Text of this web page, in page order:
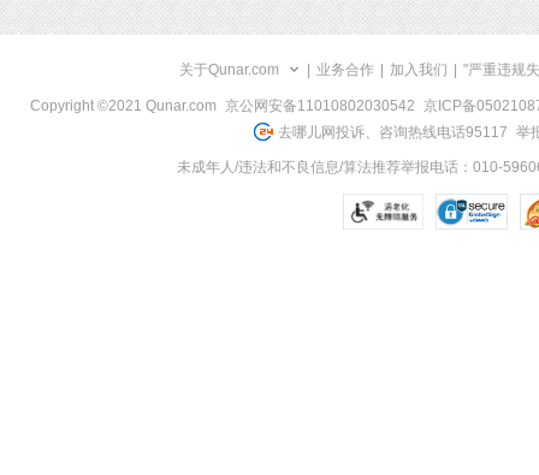
关于Qunar.com 业务合作 加入我们 "严重违规
Copyright ©2021 Qunar.com 京公网安备11010802030542
京ICP备
去哪儿网投诉、咨询热线电话95117 举
未成年人/违法和不良信息/算法推荐举报电话：010-